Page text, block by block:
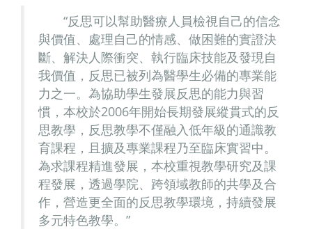
反思可以幫助醫療人員檢視自己的信念
與價值、處理自己的情感、做困難的實證決
斷、解決人際衝突、執行臨床技能及發現自
我價值，反思已被列為醫學生必備的專業能
力之一。為協助學生發展反思的能力與習
慣，本校於2006年開始長期發展縱貫式的反
思教學，反思教學不僅融入低年級的通識教
育課程，且擴及專業課程乃至臨床實習中。
為求課程精進發展，本校重視教學研究及課
程發展，透過學院、跨領域教師的共學及合
作，營造更全面的反思教學環境，持續發展
多元特色教學。